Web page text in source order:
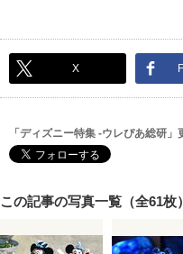
X
「ディズニー特集 -ウレぴあ総研
この記事の写真一覧（全61枚）